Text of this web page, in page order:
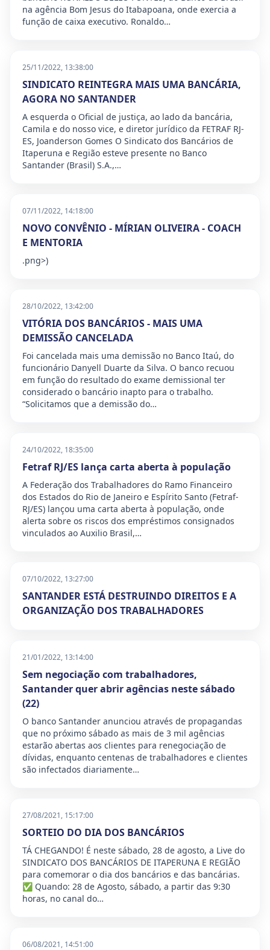
na agência Bom Jesus do Itabapoana, onde exercia a
função de caixa executivo. Ronaldo…
25/11/2022, 13:38:00
SINDICATO REINTEGRA MAIS UMA BANCÁRIA,
AGORA NO SANTANDER
A esquerda o Oficial de justiça, ao lado da bancária,
Camila e do nosso vice, e diretor jurídico da FETRAF RJ-
ES, Joanderson Gomes O Sindicato dos Bancários de
Itaperuna e Região esteve presente no Banco
Santander (Brasil) S.A.,…
07/11/2022, 14:18:00
NOVO CONVÊNIO - MÍRIAN OLIVEIRA - COACH
E MENTORIA
.png>)
28/10/2022, 13:42:00
VITÓRIA DOS BANCÁRIOS - MAIS UMA
DEMISSÃO CANCELADA
Foi cancelada mais uma demissão no Banco Itaú, do
funcionário Danyell Duarte da Silva. O banco recuou
em função do resultado do exame demissional ter
considerado o bancário inapto para o trabalho.
“Solicitamos que a demissão do…
24/10/2022, 18:35:00
Fetraf RJ/ES lança carta aberta à população
A Federação dos Trabalhadores do Ramo Financeiro
dos Estados do Rio de Janeiro e Espírito Santo (Fetraf-
RJ/ES) lançou uma carta aberta à população, onde
alerta sobre os riscos dos empréstimos consignados
vinculados ao Auxilio Brasil,…
07/10/2022, 13:27:00
SANTANDER ESTÁ DESTRUINDO DIREITOS E A
ORGANIZAÇÃO DOS TRABALHADORES
21/01/2022, 13:14:00
Sem negociação com trabalhadores,
Santander quer abrir agências neste sábado
(22)
O banco Santander anunciou através de propagandas
que no próximo sábado as mais de 3 mil agências
estarão abertas aos clientes para renegociação de
dívidas, enquanto centenas de trabalhadores e clientes
são infectados diariamente…
27/08/2021, 15:17:00
SORTEIO DO DIA DOS BANCÁRIOS
TÁ CHEGANDO! É neste sábado, 28 de agosto, a Live do
SINDICATO DOS BANCÁRIOS DE ITAPERUNA E REGIÃO
para comemorar o dia dos bancários e das bancárias.
✅ Quando: 28 de Agosto, sábado, a partir das 9:30
horas, no canal do…
06/08/2021, 14:51:00